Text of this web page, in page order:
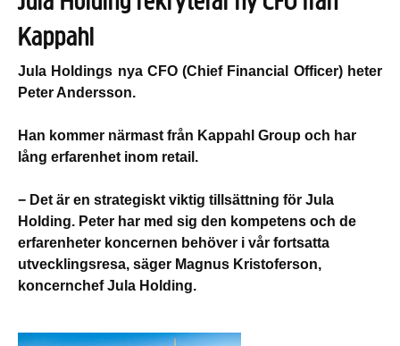
Kappahl
Jula Holdings nya CFO (Chief Financial Officer) heter
Peter Andersson.
Han kommer närmast från Kappahl Group och har
lång erfarenhet inom retail.
− Det är en strategiskt viktig tillsättning för Jula
Holding. Peter har med sig den kompetens och de
erfarenheter koncernen behöver i vår fortsatta
utvecklingsresa, säger Magnus Kristoferson,
koncernchef Jula Holding.